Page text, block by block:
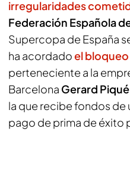
irregularidades
Federación Española
Supercopa de España
ha acordadoel
perteneciente a la
Barcelona Gerard
la que recibe fondos de
pago de prima de éxito